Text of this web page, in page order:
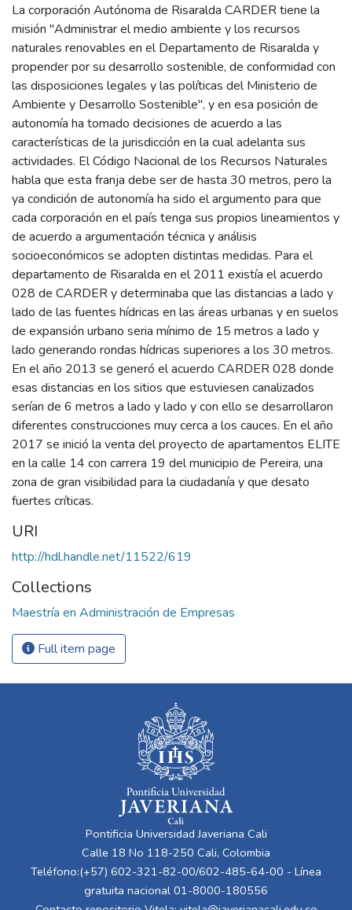
La corporación Autónoma de Risaralda CARDER tiene la
misión "Administrar el medio ambiente y los recursos
naturales renovables en el Departamento de Risaralda y
propender por su desarrollo sostenible, de conformidad con
las disposiciones legales y las políticas del Ministerio de
Ambiente y Desarrollo Sostenible", y en esa posición de
autonomía ha tomado decisiones de acuerdo a las
características de la jurisdicción en la cual adelanta sus
actividades. El Código Nacional de los Recursos Naturales
habla que esta franja debe ser de hasta 30 metros, pero la
ya condición de autonomía ha sido el argumento para que
cada corporación en el país tenga sus propios lineamientos y
de acuerdo a argumentación técnica y análisis
socioeconómicos se adopten distintas medidas. Para el
departamento de Risaralda en el 2011 existía el acuerdo
028 de CARDER y determinaba que las distancias a lado y
lado de las fuentes hídricas en las áreas urbanas y en suelos
de expansión urbano seria mínimo de 15 metros a lado y
lado generando rondas hídricas superiores a los 30 metros.
En el año 2013 se generó el acuerdo CARDER 028 donde
esas distancias en los sitios que estuviesen canalizados
serían de 6 metros a lado y lado y con ello se desarrollaron
diferentes construcciones muy cerca a los cauces. En el año
2017 se inició la venta del proyecto de apartamentos ELITE
en la calle 14 con carrera 19 del municipio de Pereira, una
zona de gran visibilidad para la ciudadanía y que desato
fuertes críticas.
URI
http://hdl.handle.net/11522/619
Collections
Maestría en Administración de Empresas
Full item page
Pontificia Universidad Javeriana Cali
Calle 18 No 118-250 Cali, Colombia
Teléfono:(+57) 602-321-82-00/602-485-64-00 - Línea
gratuita nacional 01-8000-180556